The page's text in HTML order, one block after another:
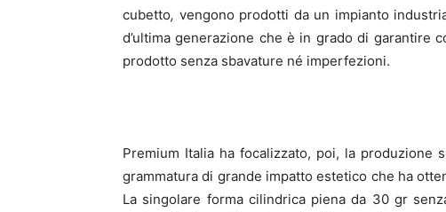
cubetto, vengono prodotti da un impianto
d’ultima generazione che è in grado di garantire
prodotto senza sbavature né imperfezioni.
Premium Italia ha focalizzato, poi, la produzione
grammatura di grande impatto estetico che ha
La singolare forma cilindrica piena da 30 gr